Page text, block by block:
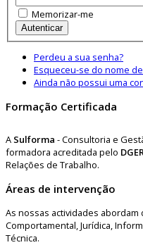
Memorizar-me
Autenticar
Perdeu a sua senha?
Esqueceu-se do nome
Ainda não possui uma
Formação Certificada
A Sulforma - Consultoria e
formadora acreditada pelo
Relações de Trabalho.
Áreas de intervenção
As nossas actividades abordam
Comportamental, Jurídica,
Técnica.